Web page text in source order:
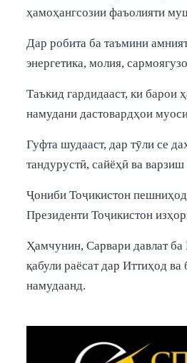
ҳамоҳангсозии фаъолияти
Дар робита ба таъмини
энергетика, молия,
Таъкид гардидааст, ки барои
намудани дастовардҳои
Гуфта шудааст, дар тӯли се
тандурустӣ, сайёҳӣ ва
Ҷониби Тоҷикистон
Президенти Тоҷикистон
Ҳамчунин, Сарвари давлат
қабули раёсат дар Иттиҳод
намудаанд.